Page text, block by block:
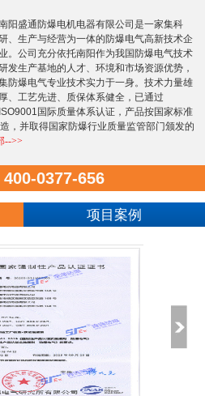
阳盛通防爆电机电器有限公司是一家集科
、生产与经营为一体的防爆电气高新技术企
。公司充分依托南阳作为我国防爆电气技术
发生产基地的人才、环境和市场资源优势，
防爆电气专业技术实力于一身。技术力量雄
厚、工艺先进、质保体系健全，已通过
ISO9001国际质量体系认证，产品按国家标准
并取得国家防爆行业质量监管部门颁发的
-->>
400-0377-656
项目案例